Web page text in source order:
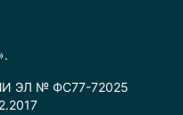
ЭЛ № ФС77-72025